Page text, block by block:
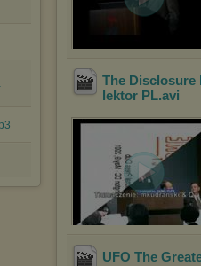
The Disclosure
lektor PL.avi
UFO The